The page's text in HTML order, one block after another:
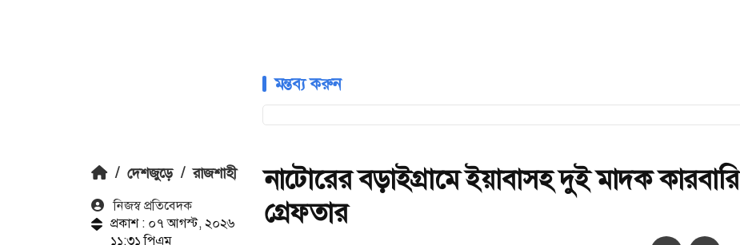
মন্তব্য করুন
/ দেশজুড়ে / রাজশাহী
নিজস্ব প্রতিবেদক
প্রকাশ : ০৭ আগস্ট, ২০২৬
১১:৩১ পিএম
নাটোরের বড়াইগ্রামে ইয়াবাসহ দুই মাদক কারবারি
গ্রেফতার